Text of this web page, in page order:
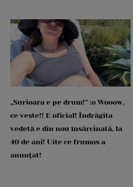
„Surioara e pe drum!” :o Wooow,
ce veste!! E oficial! Îndrăgita
vedetă e din nou însărcinată, la
40 de ani! Uite ce frumos a
anunțat!